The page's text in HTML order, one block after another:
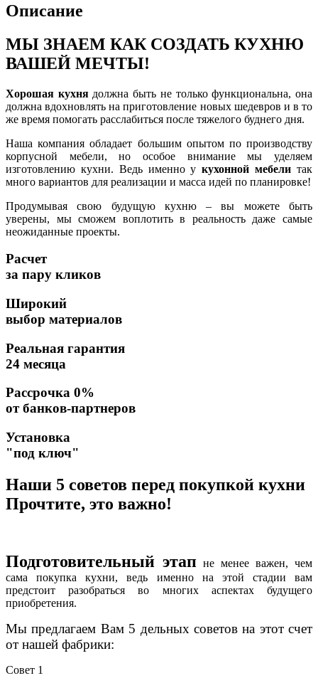
Описание
МЫ ЗНАЕМ КАК СОЗДАТЬ КУХНЮ
ВАШЕЙ МЕЧТЫ!
Хорошая кухнядолжна быть не только функциональна, она
должна вдохновлять на приготовление новых шедевров и в то
же время помогать расслабиться после тяжелого буднего дня.
Наша компания обладает большим опытом по производству
корпусной мебели, но особое внимание мы уделяем
изготовлению кухни. Ведь именно укухонной мебели так
много вариантов для реализации и масса идей по планировке!
Продумывая свою будущую кухню – вы можете быть
уверены, мы сможем воплотить в реальность даже самые
неожиданные проекты.
Расчет
за пару кликов
Широкий
выбор материалов
Реальная гарантия
24 месяца
Рассрочка 0%
от банков-партнеров
Установка
"под ключ"
Наши 5 советов перед покупкой кухни
Прочтите, это важно!
Подготовительный этап не менее важен, чем
сама покупка кухни, ведь именно на этой стадии вам
предстоит разобраться во многих аспектах будущего
приобретения.
Мы предлагаем Вам 5 дельных советов на этот счет
от нашей фабрики:
Совет 1